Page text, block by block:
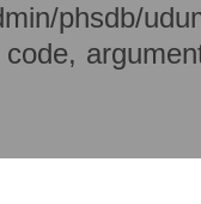
phsdb/